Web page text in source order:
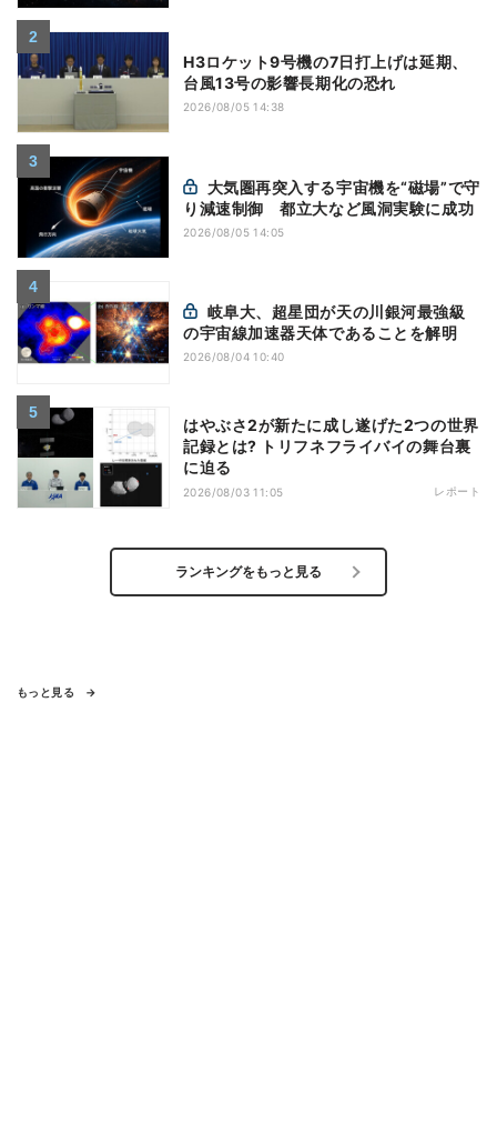
H3ロケット9号機の7日打上げは延期、
台風13号の影響長期化の恐れ
2026/08/05 14:38
り減速制御 都立大など風洞実験に成功
2026/08/05 14:05
の宇宙線加速器天体であることを解明
2026/08/04 10:40
はやぶさ2が新たに成し遂げた2つの世界
記録とは? トリフネフライバイの舞台裏
に迫る
2026/08/03 11:05 レポート
ランキングをもっと見る
もっと見る